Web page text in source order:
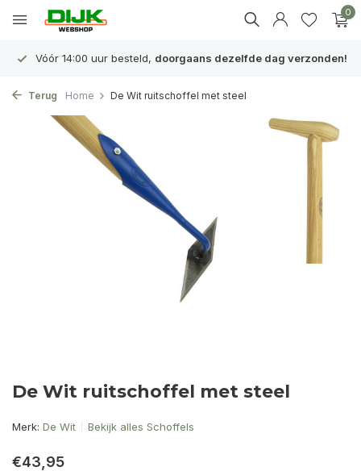
0
Vóór 14:00 uur besteld, doorgaans dezelfde dag verzonden!
Terug Home De Wit ruitschoffel met steel
De Wit ruitschoffel met steel
Merk: De Wit Bekijk alles Schoffels
€43,95